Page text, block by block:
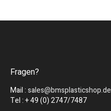
Fragen?
Mail :sales@bmsplasticshop.de
Tel : + 49 (0) 2747/7487